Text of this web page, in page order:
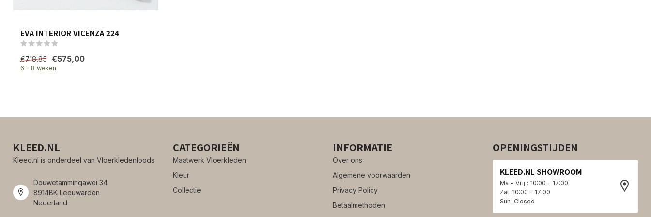
EVA INTERIOR VICENZA 224
€718,85 €575,00
6 - 8 weken
KLEED.NL
Kleed.nl is onderdeel van Vloerkledenloods
Douwetammingawei 34
8914BK Leeuwarden
Nederland
CATEGORIEËN
Maatwerk Vloerkleden
Kleur
Collectie
INFORMATIE
Over ons
Algemene voorwaarden
Privacy Policy
Betaalmethoden
OPENINGSTIJDEN
KLEED.NL SHOWROOM
Ma - Vrij : 10:00 - 17:00
Zat: 10:00 - 17:00
Sun: Closed